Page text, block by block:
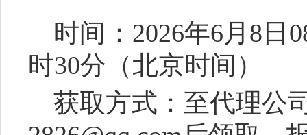
时间： 2026年6月8日
时30分（北京时间）
获取方式：至代理公